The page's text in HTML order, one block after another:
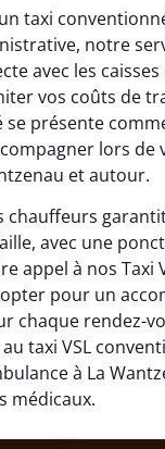
taxi
notre
avec les caisses
vos coûts de
se présente
lors de
et autour.
chauffeurs
avec une
appel à nos Taxi
opter pour un
chaque rendez-
taxi VSL
à La
médicaux.